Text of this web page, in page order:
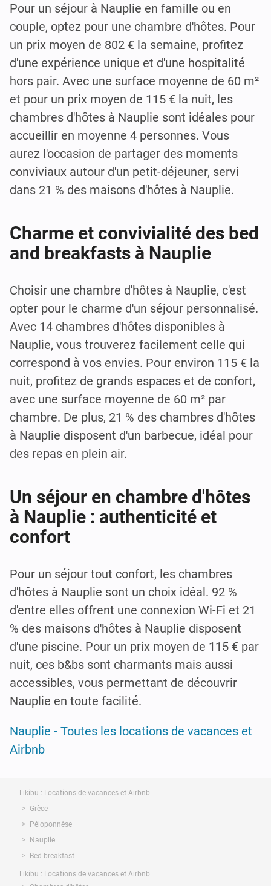
Pour un séjour à Nauplie en famille ou en
couple, optez pour une chambre d'hôtes. Pour
un prix moyen de 802 € la semaine, profitez
d'une expérience unique et d'une hospitalité
hors pair. Avec une surface moyenne de 60 m²
et pour un prix moyen de 115 € la nuit, les
chambres d'hôtes à Nauplie sont idéales pour
accueillir en moyenne 4 personnes. Vous
aurez l'occasion de partager des moments
conviviaux autour d'un petit-déjeuner, servi
dans 21 % des maisons d'hôtes à Nauplie.
Charme et convivialité des bed
and breakfasts à Nauplie
Choisir une chambre d'hôtes à Nauplie, c'est
opter pour le charme d'un séjour personnalisé.
Avec 14 chambres d'hôtes disponibles à
Nauplie, vous trouverez facilement celle qui
correspond à vos envies. Pour environ 115 € la
nuit, profitez de grands espaces et de confort,
avec une surface moyenne de 60 m² par
chambre. De plus, 21 % des chambres d'hôtes
à Nauplie disposent d'un barbecue, idéal pour
des repas en plein air.
Un séjour en chambre d'hôtes
à Nauplie : authenticité et
confort
Pour un séjour tout confort, les chambres
d'hôtes à Nauplie sont un choix idéal. 92 %
d'entre elles offrent une connexion Wi-Fi et 21
% des maisons d'hôtes à Nauplie disposent
d'une piscine. Pour un prix moyen de 115 € par
nuit, ces b&bs sont charmants mais aussi
accessibles, vous permettant de découvrir
Nauplie en toute facilité.
Nauplie - Toutes les locations de vacances et
Airbnb
Likibu : Locations de vacances et Airbnb
Grèce
Péloponnèse
Nauplie
Bed-breakfast
Likibu : Locations de vacances et Airbnb